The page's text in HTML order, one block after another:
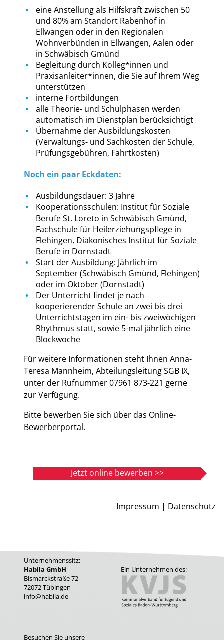
eine Anstellung als Hilfskraft zwischen 50
und 80% am Standort Rabenhof in
Ellwangen oder in den Regionalen
Wohnverbünden in Ellwangen, Aalen oder
in Schwäbisch Gmünd
Begleitung durch Kolleg*innen und
Praxisanleiter*innen, die Sie auf Ihrem Weg
unterstützen
interne Fortbildungen
alle Theorie- und Schulphasen werden
automatisch im Dienstplan berücksichtigt
Übernahme der Ausbildungskosten
(Verwaltungs- und Sachkosten der Schule,
Prüfungsgebühren, Fahrtkosten)
Noch ein paar Eckdaten:
Ausbildungsdauer: 3 Jahre
Kooperationsschulen: Institut für Soziale
Berufe St. Loreto in Schwäbisch Gmünd,
Fachschule für Heilerziehungspflege in
Flehingen, Diakonisches Institut für Soziale
Berufe in Dornstadt
Start der Ausbildung: Jährlich im
September (Schwäbisch Gmünd, Flehingen)
oder im Oktober (Dornstadt)
Der Unterricht findet je nach
kooperierender Schule an zwei bis drei
Unterrichtstagen im ein- bis zweiwöchigen
Rhythmus statt, sowie 5-mal jährlich eine
Blockwoche
Für weitere Informationen steht Ihnen Anna-
Teresa Mannheim, Abteilungsleitung SGB IX,
unter der Rufnummer 07961 873-221 gerne
zur Verfügung.
Bitte bewerben Sie sich über das Online-
Bewerberportal.
Jetzt online bewerben >>
Impressum | Datenschutz
Unternehmenssitz:
Habila GmbH
Bismarckstraße 72
72072 Tübingen
info@habila.de
Ein Unternehmen des:
Besuchen Sie unsere